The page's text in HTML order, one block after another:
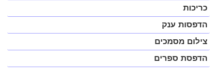
כריכות
הדפסות ענק
צילום מסמכים
הדפסת ספרים